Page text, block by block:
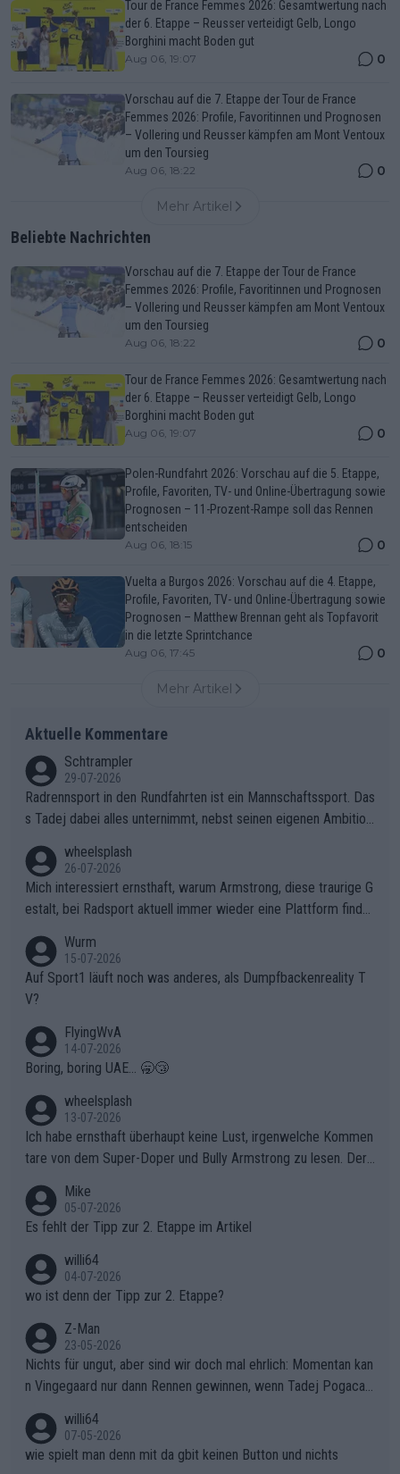
Tour de France Femmes 2026: Gesamtwertung nach
der 6. Etappe – Reusser verteidigt Gelb, Longo
Borghini macht Boden gut
Aug 06, 19:07 0
Vorschau auf die 7. Etappe der Tour de France
Femmes 2026: Profile, Favoritinnen und Prognosen
– Vollering und Reusser kämpfen am Mont Ventoux
um den Toursieg
Aug 06, 18:22 0
Mehr Artikel
Beliebte Nachrichten
Vorschau auf die 7. Etappe der Tour de France
Femmes 2026: Profile, Favoritinnen und Prognosen
– Vollering und Reusser kämpfen am Mont Ventoux
um den Toursieg
Aug 06, 18:22 0
Tour de France Femmes 2026: Gesamtwertung nach
der 6. Etappe – Reusser verteidigt Gelb, Longo
Borghini macht Boden gut
Aug 06, 19:07 0
Polen-Rundfahrt 2026: Vorschau auf die 5. Etappe,
Profile, Favoriten, TV- und Online-Übertragung sowie
Prognosen – 11-Prozent-Rampe soll das Rennen
entscheiden
Aug 06, 18:15 0
Vuelta a Burgos 2026: Vorschau auf die 4. Etappe,
Profile, Favoriten, TV- und Online-Übertragung sowie
Prognosen – Matthew Brennan geht als Topfavorit
in die letzte Sprintchance
Aug 06, 17:45 0
Mehr Artikel
Aktuelle Kommentare
Schtrampler
29-07-2026
Radrennsport in den Rundfahrten ist ein Mannschaftssport. Das
s Tadej dabei alles unternimmt, nebst seinen eigenen Ambition
ganze Team auch mental stark zu machen und konkret am Erf
olg teilzuhaben, ist ihm ganz hoch anzurechnen. Das ist ein Zei
chen weit über den Radsport hinaus.
wheelsplash
26-07-2026
Mich interessiert ernsthaft, warum Armstrong, diese traurige G
estalt, bei Radsport aktuell immer wieder eine Plattform finde
Wurm
15-07-2026
Auf Sport1 läuft noch was anderes, als Dumpfbackenreality T
V?
FlyingWvA
14-07-2026
Boring, boring UAE... 🥱😴
wheelsplash
13-07-2026
Ich habe ernsthaft überhaupt keine Lust, irgenwelche Kommen
tare von dem Super-Doper und Bully Armstrong zu lesen. Der
r die gehört nicht in dieses Medium!
Mike
05-07-2026
Es fehlt der Tipp zur 2. Etappe im Artikel
willi64
04-07-2026
wo ist denn der Tipp zur 2. Etappe?
Z-Man
23-05-2026
Nichts für ungut, aber sind wir doch mal ehrlich: Momentan kan
n Vingegaard nur dann Rennen gewinnen, wenn Tadej Pogacar
willi64
07-05-2026
wie spielt man denn mit da gbit keinen Button und nichts